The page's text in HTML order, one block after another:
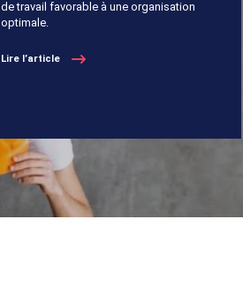
de travail favorable à une organisation
optimale.
Lire l’article